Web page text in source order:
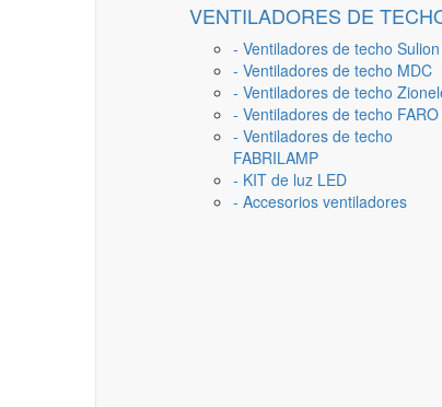
VENTILADORES DE
- Ventiladores de techo Sulion
- Ventiladores de techo MDC
- Ventiladores de techo
- Ventiladores de techo FARO
- Ventiladores de techo
FABRILAMP
- KIT de luz LED
- Accesorios ventiladores